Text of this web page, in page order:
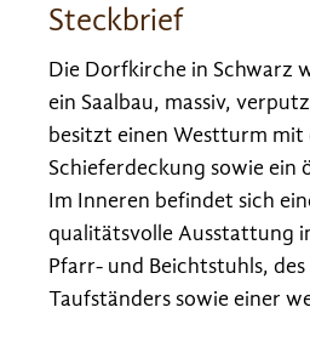
Steckbrief
Die Dorfkirche in Schwarz
ein Saalbau, massiv,
besitzt einen Westturm
Schieferdeckung sowie ein
Im Inneren befindet sich
qualitätsvolle Ausstattung
Pfarr- und Beichtstuhls,
Taufständers sowie einer